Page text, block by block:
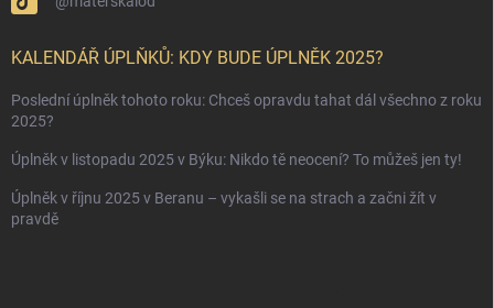
KALENDÁŘ ÚPLŇKŮ: KDY BUDE ÚPLNĚK 2025?
Poslední úplněk tohoto roku: Chceš opravdu tahat dál všechno z roku
2025?
Úplněk v listopadu 2025 v Býku: Nikdo tě neocení? To můžeš jen ty!
Úplněk v říjnu 2025 v Beranu – vykašli se na strach a začni žít v
pravdě